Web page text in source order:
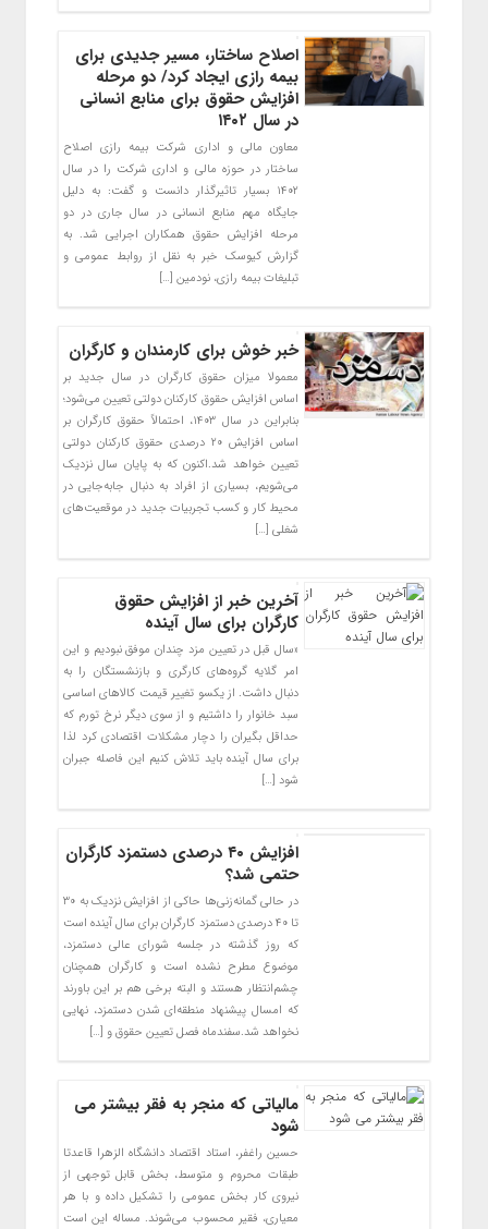
اصلاح ساختار، مسیر جدیدی برای
بیمه رازی ایجاد کرد/ دو مرحله
افزایش حقوق برای منابع انسانی
در سال ۱۴۰۲
معاون مالی و اداری شرکت بیمه رازی اصلاح
ساختار در حوزه مالی و اداری شرکت را در سال
۱۴۰۲ بسیار تاثیرگذار دانست و گفت: به دلیل
جایگاه مهم منابع انسانی در سال جاری در دو
مرحله افزایش حقوق همکاران اجرایی شد. به
گزارش کیوسک خبر به نقل از روابط عمومی و
تبلیغات بیمه رازی، نودمین […]
خبر خوش برای کارمندان و کارگران
معمولا میزان حقوق کارگران در سال جدید بر
اساس افزایش حقوق کارکنان دولتی تعیین می‌شود؛
بنابراین در سال ۱۴۰۳، احتمالاً حقوق کارگران بر
اساس افزایش ۲۰ درصدی حقوق کارکنان دولتی
تعیین خواهد شد.اکنون که به پایان سال نزدیک
می‌شویم، بسیاری از افراد به دنبال جابه‌جایی در
محیط کار و کسب تجربیات جدید در موقعیت‌های
شغلی […]
آخرین خبر از افزایش حقوق
کارگران برای سال آینده
«سال قبل در تعیین مزد چندان موفق نبودیم و این
امر گلایه گروه‌های کارگری و بازنشستگان را به
دنبال داشت. از یکسو تغییر قیمت کالا‌های اساسی
سبد خانوار را داشتیم و از سوی دیگر نرخ تورم که
حداقل بگیران را دچار مشکلات اقتصادی کرد لذا
برای سال آینده باید تلاش کنیم این فاصله جبران
شود […]
افزایش ۴۰ درصدی دستمزد کارگران
حتمی شد؟
در حالی گمانه‌زنی‌ها حاکی از افزایش نزدیک به ۳۰
تا ۴۰ درصدی دستمزد کارگران برای سال آینده است
که روز گذشته در جلسه شورای عالی دستمزد،
موضوع مطرح نشده است و کارگران همچنان
چشم‌انتظار هستند و البته برخی هم بر این باورند
که امسال پیشنهاد منطقه‌ای شدن دستمزد، نهایی
نخواهد شد.سفندماه فصل تعیین حقوق و […]
مالیاتی که منجر به فقر بیشتر می
شود
حسین راغفر، استاد اقتصاد دانشگاه الزهرا قاعدتا
طبقات محروم و متوسط، بخش قابل توجهی از
نیروی کار بخش عمومی را تشکیل داده و با هر
معیاری، فقیر محسوب می‌شوند. مساله این است